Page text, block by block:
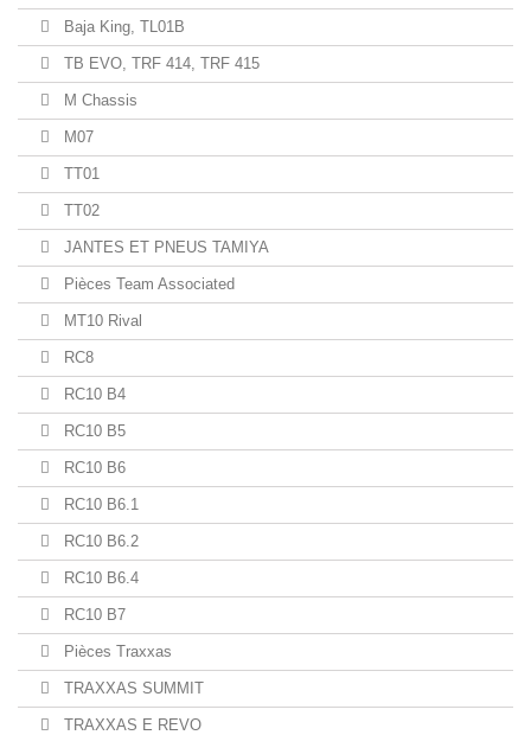
Baja King, TL01B
TB EVO, TRF 414, TRF 415
M Chassis
M07
TT01
TT02
JANTES ET PNEUS TAMIYA
Pièces Team Associated
MT10 Rival
RC8
RC10 B4
RC10 B5
RC10 B6
RC10 B6.1
RC10 B6.2
RC10 B6.4
RC10 B7
Pièces Traxxas
TRAXXAS SUMMIT
TRAXXAS E REVO